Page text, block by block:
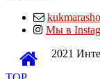
Мы в
2021